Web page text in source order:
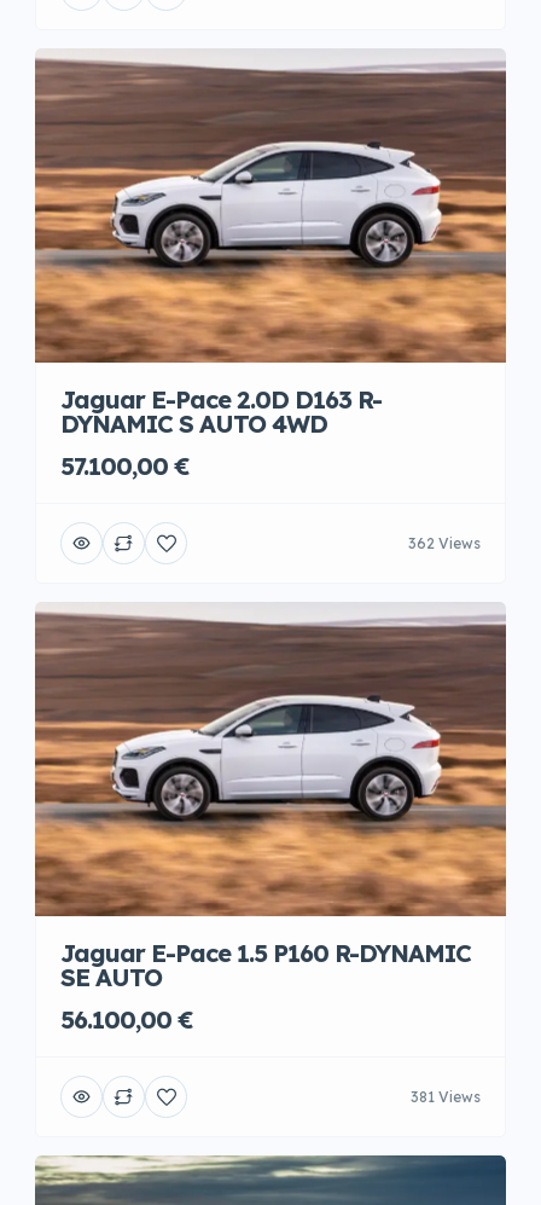
Jaguar E-Pace 2.0D D163 R-
DYNAMIC S AUTO 4WD
57.100,00 €
362 Views
Jaguar E-Pace 1.5 P160 R-DYNAMIC
SE AUTO
56.100,00 €
381 Views